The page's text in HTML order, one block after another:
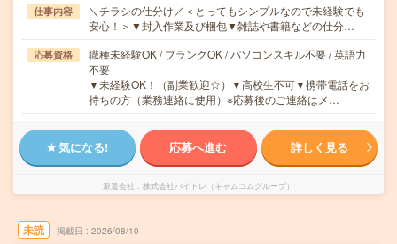
仕事内容
＼チラシの仕分け／＜とってもシンプルなので未経験でも
安心！＞▼封入作業及び梱包▼雑誌や書籍などの仕分…
応募資格
職種未経験OK / ブランクOK / パソコンスキル不要 / 英語力
不要
▼未経験OK！（副業歓迎☆）▼高校生不可▼携帯電話をお
持ちの方（業務連絡に使用）※応募後のご連絡はメ…
気になる! 応募へ進む 詳しく見る
派遣会社 株式会社バイトレ（キャムコムグループ）
未読 掲載日 2026/08/10